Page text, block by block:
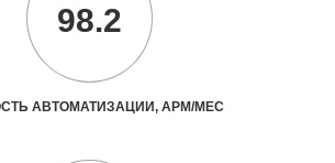
98.2
АВТОМАТИЗАЦИИ, АРМ/МЕС